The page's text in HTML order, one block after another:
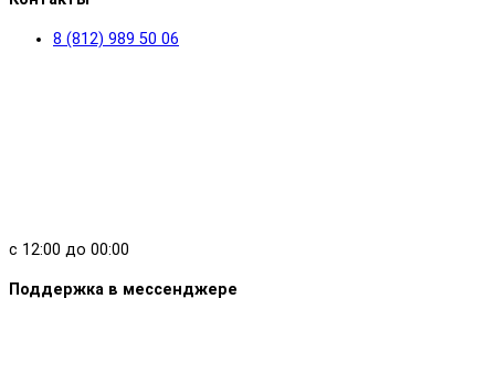
8 (812) 989 50 06
с 12:00 до 00:00
Поддержка в мессенджере